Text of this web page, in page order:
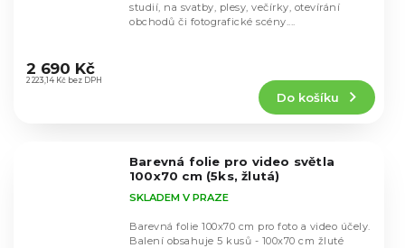
hodnocení
produktu
2 223,14 Kč bez DPH
2 690 Kč
Do košíku
studií, na svatby, plesy, večírky, otevírání
obchodů či fotografické scény....
Barevná folie pro video světla
100x70 cm (5ks, žlutá)
SKLADEM V PRAZE
Barevná folie 100x70 cm pro foto a video účely.
Balení obsahuje 5 kusů - 100x70 cm žluté